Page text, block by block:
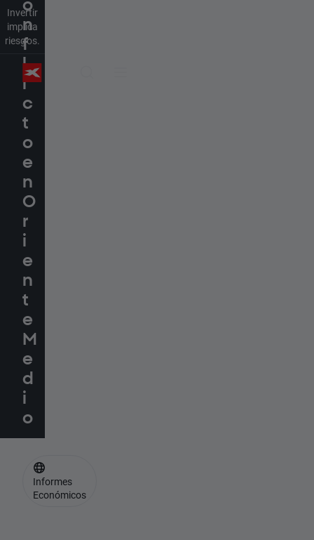
Invertir
implica
riesgos.
o
n
f
l
i
c
t
o
e
n
O
r
i
e
n
t
e
M
e
d
i
o
Informes
Económicos